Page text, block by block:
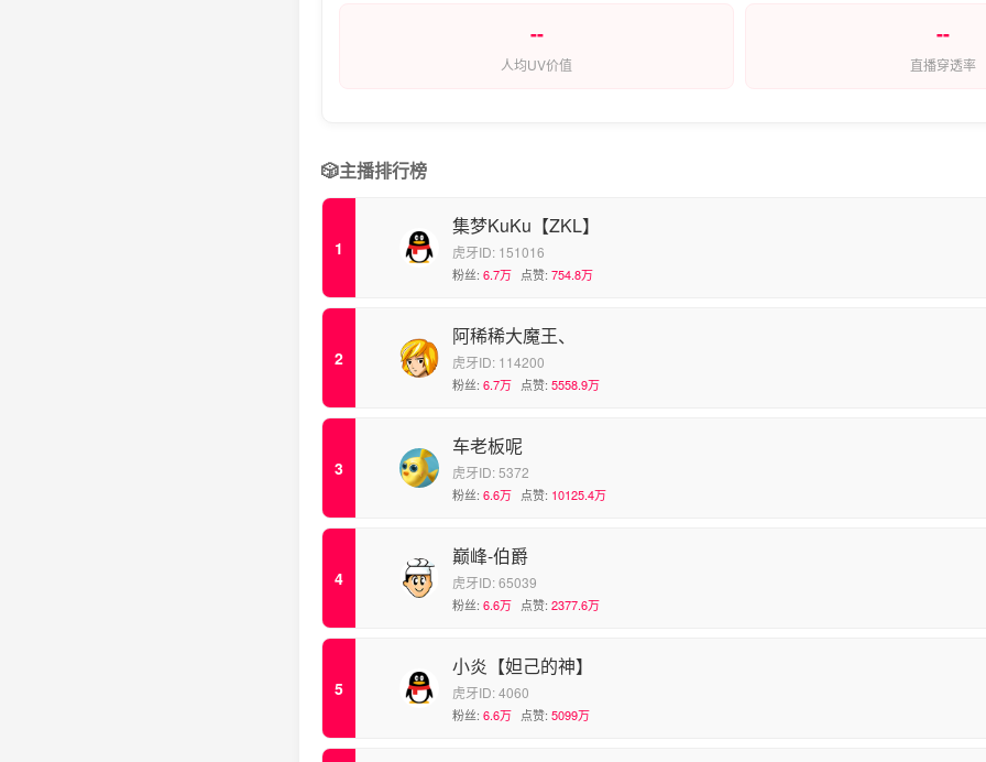
--
人均UV价值
--
直播穿透率
🎲主播排行榜
集梦KuKu【ZKL】
虎牙ID: 151016
粉丝: 6.7万 点赞: 754.8万
阿稀稀大魔王、
虎牙ID: 114200
粉丝: 6.7万 点赞: 5558.9万
车老板呢
虎牙ID:5372
粉丝: 6.6万 点赞: 10125.4万
巅峰-伯爵
虎牙ID:65039
粉丝: 6.6万 点赞: 2377.6万
小炎【妲己的神】
虎牙ID:4060
粉丝: 6.6万 点赞: 5099万